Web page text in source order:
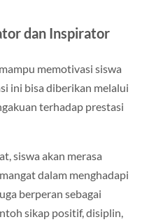
dan Inspirator
memotivasi siswa
ini bisa diberikan melalui
terhadap prestasi
siswa akan merasa
dalam menghadapi
berperan sebagai
sikap positif, disiplin,